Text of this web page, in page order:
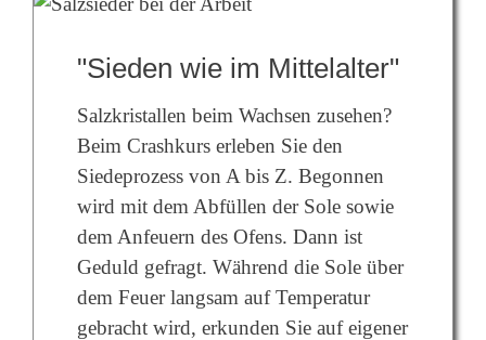
"Sieden wie im Mittelalter"
Salzkristallen beim Wachsen zusehen?
Beim Crashkurs erleben Sie den
Siedeprozess von A bis Z. Begonnen
wird mit dem Abfüllen der Sole sowie
dem Anfeuern des Ofens. Dann ist
Geduld gefragt. Während die Sole über
dem Feuer langsam auf Temperatur
gebracht wird, erkunden Sie auf eigener